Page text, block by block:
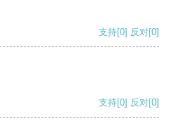
支持[0] 反对[0]
支持[0] 反对[0]